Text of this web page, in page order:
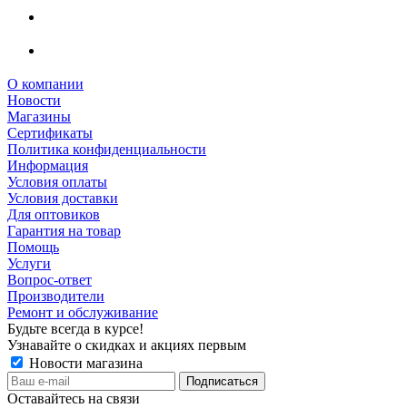
О компании
Новости
Магазины
Сертификаты
Политика конфиденциальности
Информация
Условия оплаты
Условия доставки
Для оптовиков
Гарантия на товар
Помощь
Услуги
Вопрос-ответ
Производители
Ремонт и обслуживание
Будьте всегда в курсе!
Узнавайте о скидках и акциях первым
Новости магазина
Оставайтесь на связи